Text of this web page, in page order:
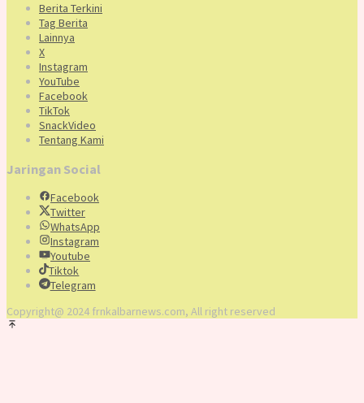
Berita Terkini
Tag Berita
Lainnya
X
Instagram
YouTube
Facebook
TikTok
SnackVideo
Tentang Kami
Jaringan Social
Facebook
Twitter
WhatsApp
Instagram
Youtube
Tiktok
Telegram
Copyright@ 2024 frnkalbarnews.com, All right reserved